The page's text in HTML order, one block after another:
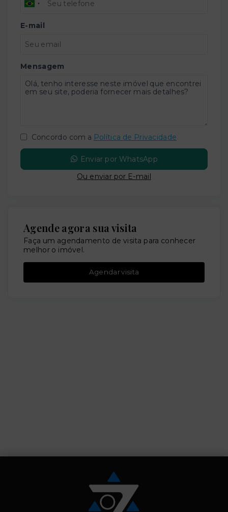
E-mail
Mensagem
Concordo com a Política de Privacidade
Enviar por WhatsApp
Ou enviar por E-mail
Agende agora sua visita
Faça um agendamento de visita para conhecer
melhor o imóvel.
Agendar visita